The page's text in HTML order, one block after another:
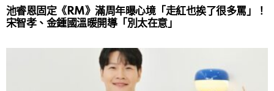
池睿恩固定《RM》滿周年曝心境「走紅也挨了很多罵」！
宋智孝、金鍾國溫暖開導「別太在意」